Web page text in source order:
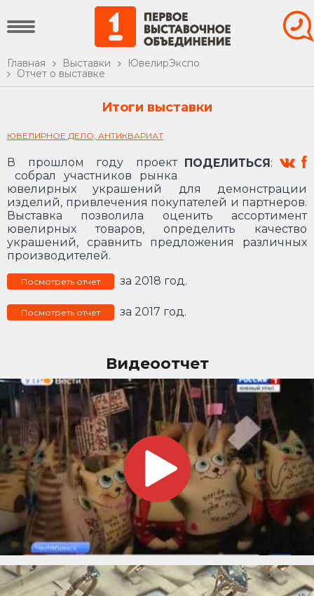
Главная Выставки
ЮвелирЭкспо
Отчет о выставке
Итоги выставки
ЮВЕЛИРНОЕ ДЕЛО, АНТИКВАРИАТ
ПОДЕЛИТЬСЯ:
В прошлом году проект
собрал участников рынка
ювелирных украшений для демонстрации
изделий, привлечения покупателей и партнеров.
Выставка позволила оценить ассортимент
ювелирных товаров, определить качество
украшений, сравнить предложения различных
производителей.
Посмотреть отчет за 2018 год.
Посмотреть отчет за 2017 год.
Видеоотчет